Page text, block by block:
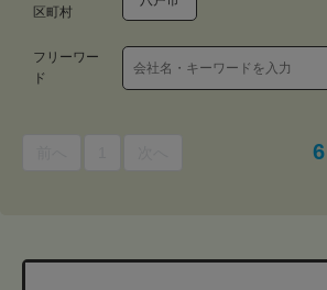
区町村
フリーワー
ド
6